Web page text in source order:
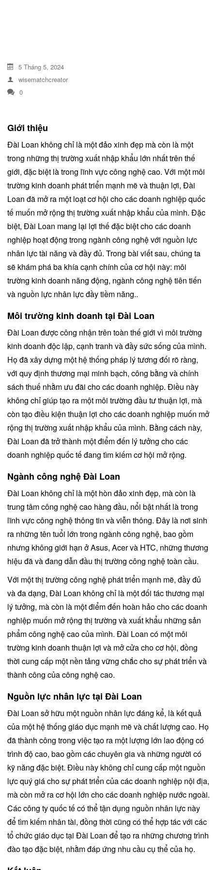
5 Tháng 5, 2024
wisematchcreator
0
Giới thiệu
Đài Loan không chỉ là một đảo xinh đẹp mà còn là một
trong những thị trường xuất nhập khẩu lớn nhất trên thế
giới, đặc biệt là trong lĩnh vực công nghệ cao. Với một môi
trường kinh doanh phát triển mạnh mẽ và thuận lợi, Đài
Loan đã mở ra một loạt cơ hội cho các doanh nghiệp quốc
tế muốn mở rộng thị trường xuất nhập khẩu của mình. Đặc
biệt, Đài Loan mang lại lợi thế đặc biệt cho các doanh
nghiệp hoạt động trong ngành công nghệ với nguồn lực
nhân lực tài năng và đầy đủ. Trong bài viết sau, chúng ta
sẽ khám phá ba khía cạnh chính của cơ hội này: môi
trường kinh doanh năng động, ngành công nghệ tiên tiến
và nguồn lực nhân lực đầy tiềm năng..
Môi trường kinh doanh tại Đài Loan
Đài Loan được công nhận trên toàn thế giới vì môi trường
kinh doanh độc lập, cạnh tranh và đầy sức sống của mình.
Họ đã xây dựng một hệ thống pháp lý tương đối rõ ràng,
với quy định thương mại minh bạch, công bằng và chính
sách thuế nhằm ưu đãi cho các doanh nghiệp. Điều này
không chỉ giúp tạo ra một môi trường đầu tư thuận lợi, mà
còn tạo điều kiện thuận lợi cho các doanh nghiệp muốn mở
rộng thị trường xuất nhập khẩu của mình. Bằng cách này,
Đài Loan đã trở thành một điểm đến lý tưởng cho các
doanh nghiệp quốc tế đang tìm kiếm cơ hội mở rộng.
Ngành công nghệ Đài Loan
Đài Loan không chỉ là một hòn đảo xinh đẹp, mà còn là
trung tâm công nghệ cao hàng đầu, nổi bật nhất là trong
lĩnh vực công nghệ thông tin và viễn thông. Đây là nơi sinh
ra những tên tuổi lớn trong ngành công nghệ, bao gồm
nhưng không giới hạn ở Asus, Acer và HTC, những thương
hiệu đã và đang dẫn đầu thị trường công nghệ toàn cầu.
Với một thị trường công nghệ phát triển mạnh mẽ, đầy đủ
và đa dạng, Đài Loan không chỉ là một đối tác thương mại
lý tưởng, mà còn là một điểm đến hoàn hảo cho các doanh
nghiệp muốn mở rộng thị trường và xuất khẩu những sản
phẩm công nghệ cao của mình. Đài Loan có một môi
trường kinh doanh thuận lợi và mở cửa cho cơ hội, đồng
thời cung cấp một nền tảng vững chắc cho sự phát triển và
thành công của công nghệ cao.
Nguồn lực nhân lực tại Đài Loan
Đài Loan sở hữu một nguồn nhân lực đáng kể, là kết quả
của một hệ thống giáo dục mạnh mẽ và chất lượng cao. Họ
đã thành công trong việc tạo ra một lượng lớn lao động có
trình độ cao, bao gồm các chuyên gia và những người có
kỹ năng đặc biệt. Điều này không chỉ cung cấp một nguồn
lực quý giá cho sự phát triển của các doanh nghiệp nội địa,
mà còn mở ra cơ hội lớn cho các doanh nghiệp nước ngoài.
Các công ty quốc tế có thể tận dụng nguồn nhân lực này
để tìm kiếm nhân tài, đồng thời cũng có thể hợp tác với các
tổ chức giáo dục tại Đài Loan để tạo ra những chương trình
đào tạo đặc biệt, nhằm đáp ứng nhu cầu cụ thể của họ.